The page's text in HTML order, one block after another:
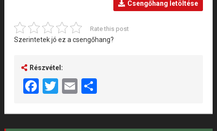
Csengőhang letöltése
Rate this post
Szerintetek jó ez a csengőhang?
Részvétel:
Facebook
Twitter
EmailShare